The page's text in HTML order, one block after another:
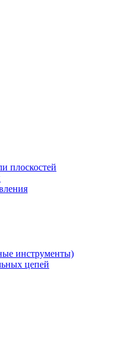
плоскостей
инструменты)
цепей